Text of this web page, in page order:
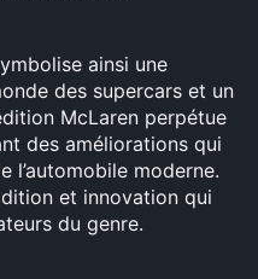
ainsi une
des supercars et un
McLaren perpétue
des améliorations qui
l’automobile moderne.
et innovation qui
du genre.